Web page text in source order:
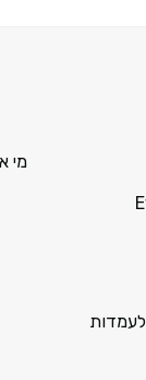
לעמדות
מי